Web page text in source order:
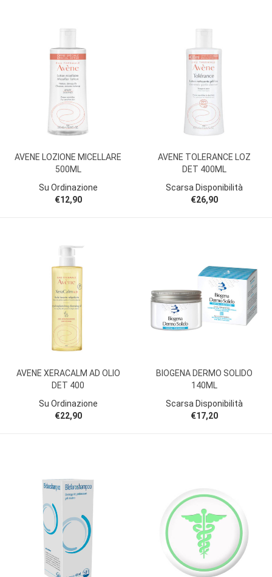
AVENE LOZIONE MICELLARE
500ML
Su Ordinazione
€12,90
AVENE TOLERANCE LOZ
DET 400ML
Scarsa Disponibilità
€26,90
AVENE XERACALM AD OLIO
DET 400
Su Ordinazione
€22,90
BIOGENA DERMO SOLIDO
140ML
Scarsa Disponibilità
€17,20